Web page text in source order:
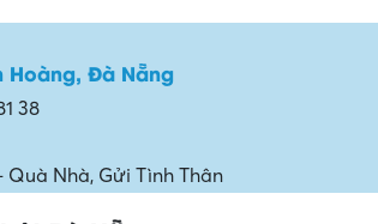
Hoàng, Đà Nẵng
38
Quà Nhà, Gửi Tình Thân